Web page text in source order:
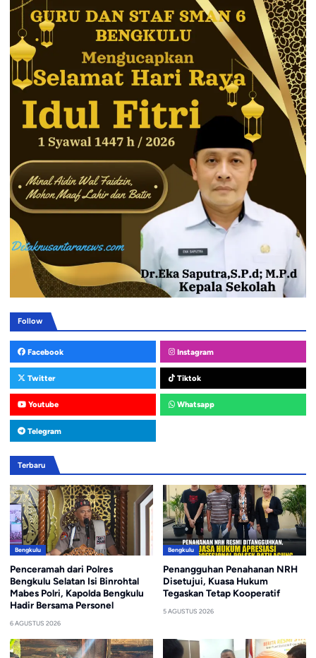
Follow
Facebook Instagram
Twitter Tiktok
Youtube Whatsapp
Telegram
Terbaru
Bengkulu
Penceramah dari Polres
Bengkulu Selatan Isi Binrohtal
Mabes Polri, Kapolda Bengkulu
Hadir Bersama Personel
6 AGUSTUS 2026
Bengkulu
Penangguhan Penahanan NRH
Disetujui, Kuasa Hukum
Tegaskan Tetap Kooperatif
5 AGUSTUS 2026